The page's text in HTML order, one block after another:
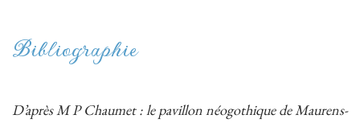
Bibliographie
D’après M P Chaumet : le pavillon néogothique de Maurens-